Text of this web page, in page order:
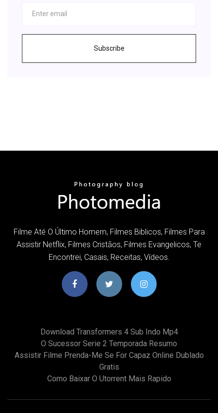
Subscribe
Filme Até O Último Homem, Filmes Biblicos, Filmes Para
Assistir Netflix, Filmes Cristãos, Filmes Evangelicos, Te
Encontrei, Casais, Receitas, Vídeos.
Download Transformers 4 Sub Indo Mp4
O Sucessor Serie 2 Temporada Resumo
Assistir Filme Prenda-Me Se For Capaz Online Dublado
Gratis
Como Baixar O Utorrent Mais Rapido